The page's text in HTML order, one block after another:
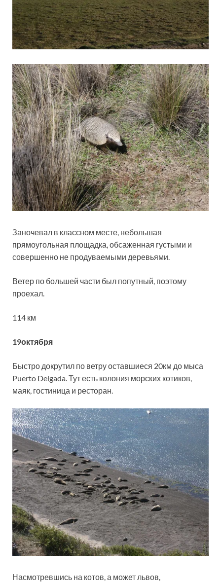
Заночевал в классном месте, небольшая
прямоугольная площадка, обсаженная густыми и
совершенно не продуваемыми деревьями.
Ветер по большей части был попутный, поэтому
проехал.
114 км
19октября
Быстро докрутил по ветру оставшиеся 20км до мыса
Puerto Delgada. Тут есть колония морских котиков,
маяк, гостиница и ресторан.
Насмотревшись на котов, а может львов,